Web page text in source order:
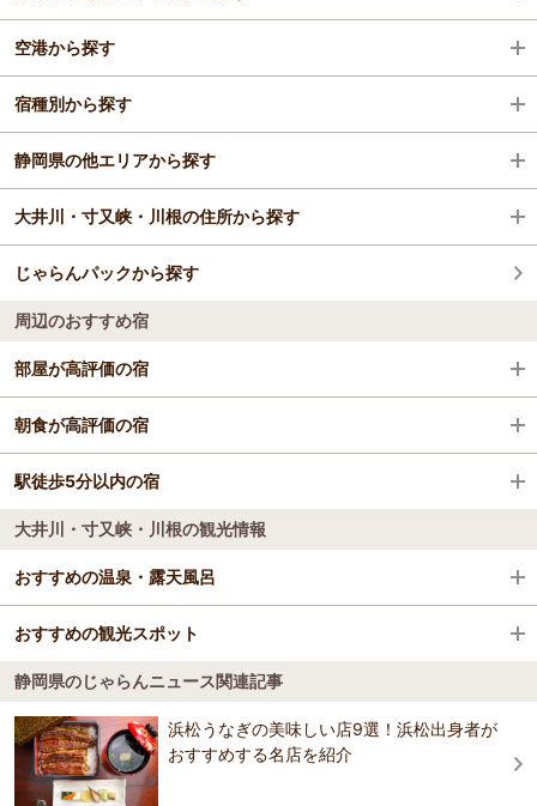
川根温泉笹間渡駅
田野口駅
奥泉駅
接岨峡温泉駅
千頭駅
伊豆シャボテン動物公園
伊豆ぐらんぱる公園
河津桜
大室山
伊豆テディベア・ミュージアム
橋立つり橋
伊豆高原の桜並木
ACAO FOREST
空港から探す
静岡空港（富士山静岡空港）
宿種別から探す
ビジネスホテル
旅館
静岡県の他エリアから探す
下田・白浜
浜松・浜名湖
熱海
伊東・宇佐美・川奈
沼津・三島
磐田・袋井・掛川
焼津・御前崎
伊豆高原
西伊豆
大井川・寸又峡・川根の住所から探す
榛原郡川根本町
じゃらんパックから探す
周辺のおすすめ宿
部屋が高評価の宿
ホテルオーレ イン (静岡)
静鉄ホテルプレジオ沼津
沼津リバーサイドホテル
月の栖 熱海聚楽ホテル
全室スイート＆オーシャンビューのホテル ヴィラ
ージュ伊豆高原
朝食が高評価の宿
下田聚楽ホテル
ホテルオーレ イン (静岡)
クア・アンド・ホテル 駿河健康ランド
静鉄ホテルプレジオ沼津
駅徒歩5分以内の宿
浜松ホテル
静鉄ホテルプレジオ沼津
月の栖 熱海聚楽ホテル
熱海温泉 湯宿一番地
大井川・寸又峡・川根の観光情報
おすすめの温泉・露天風呂
寸又峡温泉
大井川鉄道のＳＬとミニ列車を乗り継いで訪れる、南アルプスの麓に
ある山間の温泉街。明治22年湯山地区の共同湯治場湯山温泉として開
発され、その後3回のボーリングで昭和37年に自然湧出、寸又峡まで引
き湯された。43.6℃、毎分540リットル。硫化水素系の単純硫黄泉で
肌に優しく「美人づくりの湯」で知られる。
おすすめの観光スポット
寸又峡
4.2
静岡県中部にある大井川の支流である寸又川の峡谷。 大井川最後の秘
境といわれ、紅葉や新緑の中の夢の吊橋など絶景の多い幽谷として知
られています。 （上流地域は1976年3月22日に大井川源流部原生自然
静岡県のじゃらんニュース関連記事
浜松うなぎの美味しい店9選！浜松出身者が
おすすめする名店を紹介